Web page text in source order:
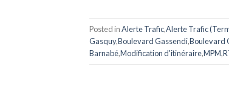
Posted inAlerte Trafic,Alerte Trafic
Gasquy,Boulevard Gassendi,Boulevard
Barnabé,Modification d'itinéraire,MPM,